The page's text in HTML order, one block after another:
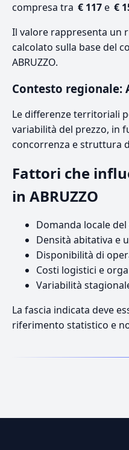
compresa tra € 117e €
Il valore rappresenta un
calcolato sulla base del
ABRUZZO.
Contesto regionale:
Le differenze territoriali
variabilità del prezzo, in
concorrenza e struttura
Fattori che
in ABRUZZO
Domanda locale
Densità abitativa e
Disponibilità di
Costi logistici e
Variabilità
La fascia indicata deve
riferimento statistico e